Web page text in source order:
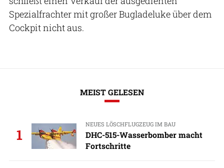
Spezialfrachter mit großer Bugladeluke über dem
Cockpit nicht aus.
MEIST GELESEN
1
NEUES LÖSCHFLUGZEUG IM BAU
DHC-515-Wasserbomber macht
Fortschritte